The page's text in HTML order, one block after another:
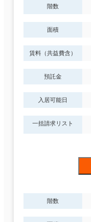
階数
面積
賃料（共益費含）
預託金
入居可能日
一括請求リスト
階数